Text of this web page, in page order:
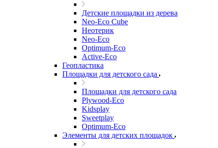
Детские площадки из дерева
Neo-Eco Cube
Неотерик
Neo-Eco
Оptimum-Еco
Active-Eco
Геопластика
Площадки для детского сада
Площадки для детского сада
Plywood-Eco
Kidsplay
Sweetplay
Оptimum-Еco
Элементы для детских площадок